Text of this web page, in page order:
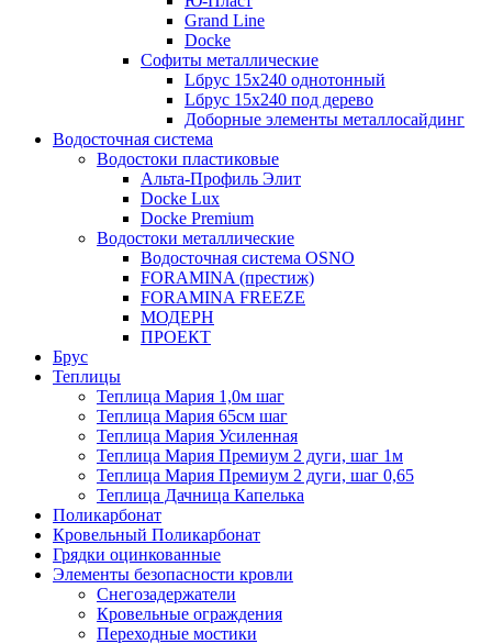
Grand Line
Docke
Софиты металлические
Lбрус 15x240 однотонный
Lбрус 15x240 под дерево
Доборные элементы металлосайдинг
Водосточная система
Водостоки пластиковые
Альта-Профиль Элит
Docke Lux
Docke Premium
Водостоки металлические
Водосточная система OSNO
FORAMINA (престиж)
FORAMINA FREEZE
МОДЕРН
ПРОЕКТ
Брус
Теплицы
Теплица Мария 1,0м шаг
Теплица Мария 65см шаг
Теплица Мария Усиленная
Теплица Мария Премиум 2 дуги, шаг 1м
Теплица Мария Премиум 2 дуги, шаг 0,65
Теплица Дачница Капелька
Поликарбонат
Кровельный Поликарбонат
Грядки оцинкованные
Элементы безопасности кровли
Снегозадержатели
Кровельные ограждения
Переходные мостики